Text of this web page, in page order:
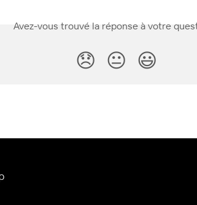
Avez-vous trouvé la réponse à votre
😞 😐 😃